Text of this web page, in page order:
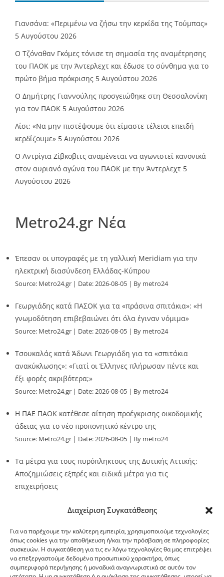
Διαχείριση Συγκατάθεσης
Για να παρέχουμε την καλύτερη εμπειρία, χρησιμοποιούμε τεχνολογίες
όπως cookies για την αποθήκευση ή/και την πρόσβαση σε πληροφορίες
συσκευών. Η συγκατάθεση για τις εν λόγω τεχνολογίες θα μας επιτρέψει
να επεξεργαστούμε δεδομένα προσωπικού χαρακτήρα, όπως
συμπεριφορά περιήγησης ή μοναδικά αναγνωριστικά σε αυτόν τον
Γιανσάνα: «Περιμένω να ζήσω την κερκίδα της Τούμπας»
5 Αυγούστου 2026
Ο Τζόναθαν Γκόμες τόνισε τη σημασία της αναμέτρησης
του ΠΑΟΚ με την Άντερλεχτ και έδωσε το σύνθημα για το
πρώτο βήμα πρόκρισης 5 Αυγούστου 2026
Ο Δημήτρης Γιαννούλης προσγειώθηκε στη Θεσσαλονίκη
για τον ΠΑΟΚ 5 Αυγούστου 2026
Λίσι: «Να μην πιστέψουμε ότι είμαστε τέλειοι επειδή
κερδίζουμε» 5 Αυγούστου 2026
Ο Αντρίγια Ζίβκοβιτς αναμένεται να αγωνιστεί κανονικά
στον αυριανό αγώνα του ΠΑΟΚ με την Άντερλεχτ 5
Αυγούστου 2026
Metro24.gr Νέα
Έπεσαν οι υπογραφές με τη γαλλική Meridiam για την
ηλεκτρική διασύνδεση Ελλάδας-Κύπρου
Source: Metro24.gr Date: 2026-08-05 By metro24
Γεωργιάδης κατά ΠΑΣΟΚ για τα «πράσινα σπιτάκια»: «Η
γνωμοδότηση επιβεβαιώνει ότι όλα έγιναν νόμιμα»
Source: Metro24.gr Date: 2026-08-05 By metro24
Τσουκαλάς κατά Άδωνι Γεωργιάδη για τα «σπιτάκια
ανακύκλωσης»: «Γιατί οι Έλληνες πλήρωσαν πέντε και
έξι φορές ακριβότερα;»
Source: Metro24.gr Date: 2026-08-05 By metro24
Η ΠΑΕ ΠΑΟΚ κατέθεσε αίτηση προέγκρισης οικοδομικής
άδειας για το νέο προπονητικό κέντρο της
Source: Metro24.gr Date: 2026-08-05 By metro24
Τα μέτρα για τους πυρόπληκτους της Δυτικής Αττικής:
Αποζημιώσεις εξπρές και ειδικά μέτρα για τις
επιχειρήσεις
G-point.gr